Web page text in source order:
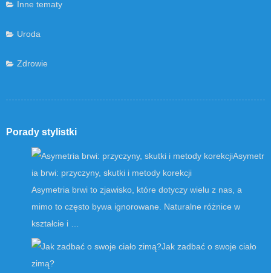
Inne tematy
Uroda
Zdrowie
Porady stylistki
Asymetr
ia brwi: przyczyny, skutki i metody korekcji
Asymetria brwi to zjawisko, które dotyczy wielu z nas, a
mimo to często bywa ignorowane. Naturalne różnice w
kształcie i …
Jak zadbać o swoje ciało
zimą?